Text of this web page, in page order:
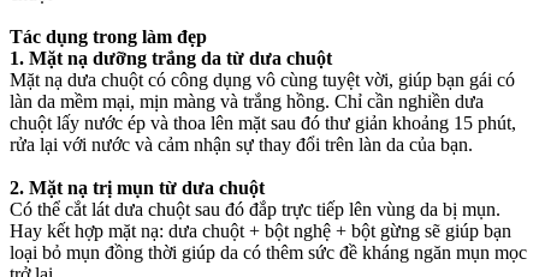
Tác dụng trong làm đẹp
1. Mặt nạ dưỡng trắng da từ dưa chuột
Mặt nạ dưa chuột có công dụng vô cùng tuyệt vời, giúp bạn gái có
làn da mềm mại, mịn màng và trắng hồng. Chỉ cần nghiền dưa
chuột lấy nước ép và thoa lên mặt sau đó thư giản khoảng 15 phút,
rửa lại với nước và cảm nhận sự thay đổi trên làn da của bạn.
2. Mặt nạ trị mụn từ dưa chuột
Có thể cắt lát dưa chuột sau đó đắp trực tiếp lên vùng da bị mụn.
Hay kết hợp mặt nạ: dưa chuột + bột nghệ + bột gừng sẽ giúp bạn
loại bỏ mụn đồng thời giúp da có thêm sức đề kháng ngăn mụn mọc